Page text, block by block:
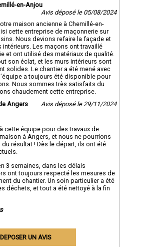
en-Anjou
Avis déposé le 05/08/2024
maison ancienne à Chemillé-en-
cette entreprise de maçonnerie sur
Nous devions refaire la façade et
Les maçons ont travaillé
et ont utilisé des matériaux de qualité.
son éclat, et les murs intérieurs sont
solides. Le chantier a été mené avec
a toujours été disponible pour
Nous sommes très satisfaits du
chaudement cette entreprise.
Angers
Avis déposé le 29/11/2024
cette équipe pour des travaux de
à Angers, et nous ne pourrions
résultat ! Dès le départ, ils ont été
3 semaines, dans les délais
ont toujours respecté les mesures de
du chantier. Un soin particulier a été
déchets, et tout a été nettoyé à la fin
DEPOSER UN AVIS